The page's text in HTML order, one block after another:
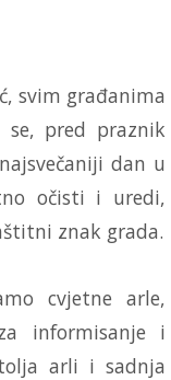
svim građanima
pred praznik
dan u
očisti i uredi,
znak grada.
cvjetne arle,
informisanje i
arli i sadnja